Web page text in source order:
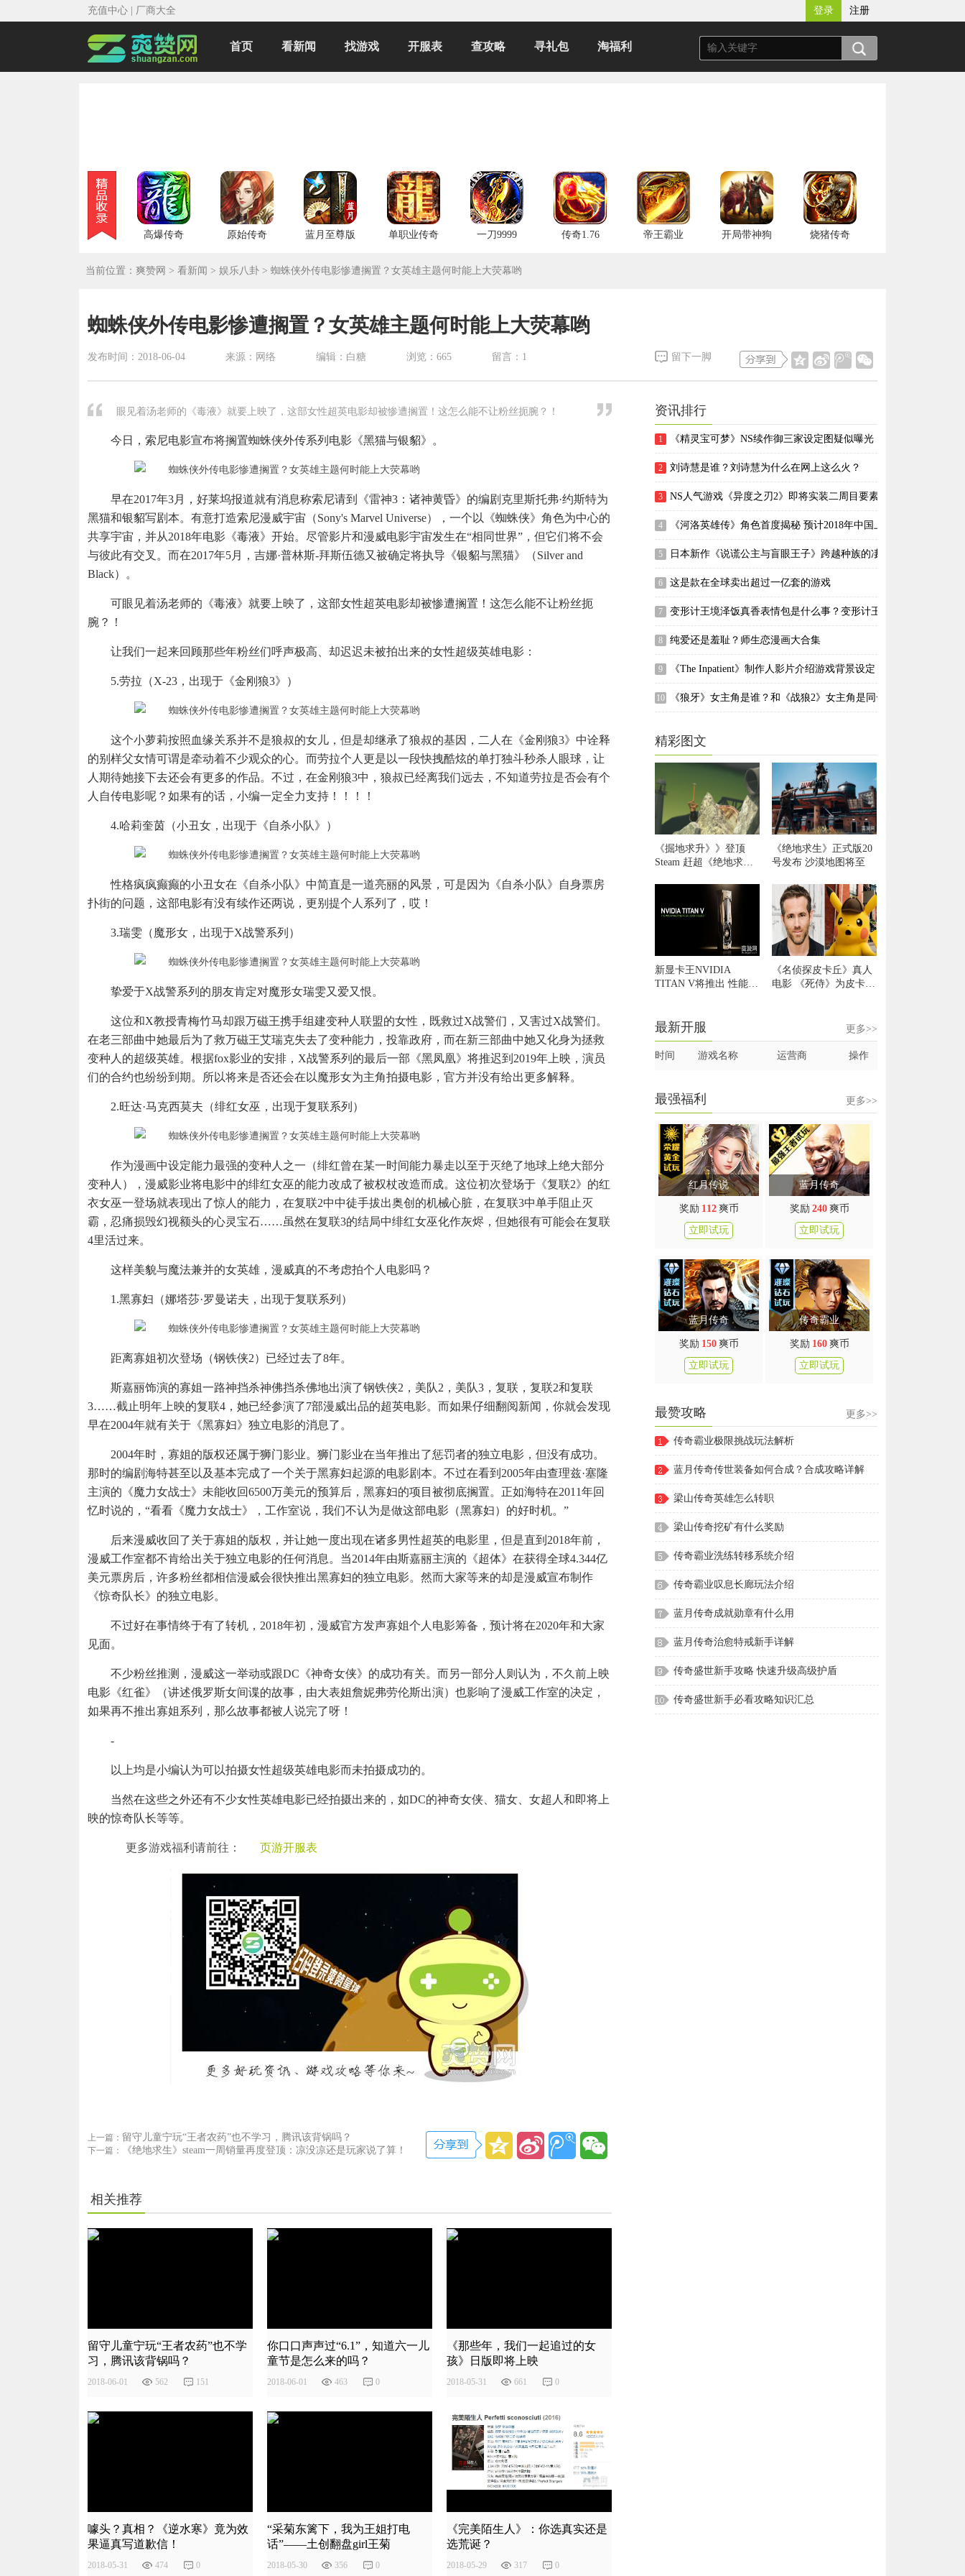
充值中心 厂商大全 登录 注册
首页 看新闻 找游戏 开服表 查攻略 寻礼包 淘福利
高爆传奇 原始传奇 蓝月至尊版 单职业传奇 一刀9999 传奇1.76 帝王霸业 开局带神狗 烧猪传奇
当前位置： 爽赞网 > 看新闻 > 娱乐八卦 > 蜘蛛侠外传电影惨遭搁置？女英雄主题何时能上大荧幕哟
蜘蛛侠外传电影惨遭搁置？女英雄主题何时能上大荧幕哟
发布时间： 2018-06-04 来源：网络 编辑：白糖 浏览： 665 留言： 1 留下一脚
眼见着汤老师的《毒液》就要上映了，这部女性超英电影却被惨遭搁置！这怎么能不让粉丝扼腕？！
今日，索尼电影宣布将搁置蜘蛛侠外传系列电影《黑猫与银貂》。
早在2017年3月，好莱坞报道就有消息称索尼请到《雷神3：诸神黄昏》的编剧克里斯托弗·约斯特为
黑猫和银貂写剧本。有意打造索尼漫威宇宙（Sony's Marvel Universe），一个以《蜘蛛侠》角色为中心的
共享宇宙，并从2018年电影《毒液》开始。尽管影片和漫威电影宇宙发生在“相同世界”，但它们将不会
与彼此有交叉。而在2017年5月，吉娜·普林斯-拜斯伍德又被确定将执导《银貂与黑猫》（Silver and
Black）。
可眼见着汤老师的《毒液》就要上映了，这部女性超英电影却被惨遭搁置！这怎么能不让粉丝扼
腕？！
让我们一起来回顾那些年粉丝们呼声极高、却迟迟未被拍出来的女性超级英雄电影：
5.劳拉（X-23，出现于《金刚狼3》）
这个小萝莉按照血缘关系并不是狼叔的女儿，但是却继承了狼叔的基因，二人在《金刚狼3》中诠释
的别样父女情可谓是牵动着不少观众的心。而劳拉个人更是以一段快拽酷炫的单打独斗秒杀人眼球，让
人期待她接下去还会有更多的作品。不过，在金刚狼3中，狼叔已经离我们远去，不知道劳拉是否会有个
人自传电影呢？如果有的话，小编一定全力支持！！！！
4.哈莉奎茵（小丑女，出现于《自杀小队》）
性格疯疯癫癫的小丑女在《自杀小队》中简直是一道亮丽的风景，可是因为《自杀小队》自身票房
扑街的问题，这部电影有没有续作还两说，更别提个人系列了，哎！
3.瑞雯（魔形女，出现于X战警系列）
挚爱于X战警系列的朋友肯定对魔形女瑞雯又爱又恨。
这位和X教授青梅竹马却跟万磁王携手组建变种人联盟的女性，既救过X战警们，又害过X战警们。
在老三部曲中她最后为了救万磁王艾瑞克失去了变种能力，投靠政府，而在新三部曲中她又化身为拯救
变种人的超级英雄。根据fox影业的安排，X战警系列的最后一部《黑凤凰》将推迟到2019年上映，演员
们的合约也纷纷到期。所以将来是否还会在以魔形女为主角拍摄电影，官方并没有给出更多解释。
2.旺达·马克西莫夫（绯红女巫，出现于复联系列）
作为漫画中设定能力最强的变种人之一（绯红曾在某一时间能力暴走以至于灭绝了地球上绝大部分
变种人），漫威影业将电影中的绯红女巫的能力改成了被权杖改造而成。这位初次登场于《复联2》的红
衣女巫一登场就表现出了惊人的能力，在复联2中中徒手拔出奥创的机械心脏，在复联3中单手阻止灭
霸，忍痛损毁幻视额头的心灵宝石……虽然在复联3的结局中绯红女巫化作灰烬，但她很有可能会在复联
4里活过来。
这样美貌与魔法兼并的女英雄，漫威真的不考虑拍个人电影吗？
1.黑寡妇（娜塔莎·罗曼诺夫，出现于复联系列）
距离寡姐初次登场（钢铁侠2）已经过去了8年。
斯嘉丽饰演的寡姐一路神挡杀神佛挡杀佛地出演了钢铁侠2，美队2，美队3，复联，复联2和复联
3……截止明年上映的复联4，她已经参演了7部漫威出品的超英电影。而如果仔细翻阅新闻，你就会发现
早在2004年就有关于《黑寡妇》独立电影的消息了。
2004年时，寡姐的版权还属于狮门影业。狮门影业在当年推出了惩罚者的独立电影，但没有成功。
那时的编剧海特甚至以及基本完成了一个关于黑寡妇起源的电影剧本。不过在看到2005年由查理兹·塞隆
主演的《魔力女战士》未能收回6500万美元的预算后，黑寡妇的项目被彻底搁置。正如海特在2011年回
忆时说的，“看看《魔力女战士》，工作室说，我们不认为是做这部电影（黑寡妇）的好时机。”
后来漫威收回了关于寡姐的版权，并让她一度出现在诸多男性超英的电影里，但是直到2018年前，
漫威工作室都不肯给出关于独立电影的任何消息。当2014年由斯嘉丽主演的《超体》在获得全球4.344亿
美元票房后，许多粉丝都相信漫威会很快推出黑寡妇的独立电影。然而大家等来的却是漫威宣布制作
《惊奇队长》的独立电影。
不过好在事情终于有了转机，2018年初，漫威官方发声寡姐个人电影筹备，预计将在2020年和大家
见面。
不少粉丝推测，漫威这一举动或跟DC《神奇女侠》的成功有关。而另一部分人则认为，不久前上映
电影《红雀》（讲述俄罗斯女间谍的故事，由大表姐詹妮弗劳伦斯出演）也影响了漫威工作室的决定，
如果再不推出寡姐系列，那么故事都被人说完了呀！
-
以上均是小编认为可以拍摄女性超级英雄电影而未拍摄成功的。
当然在这些之外还有不少女性英雄电影已经拍摄出来的，如DC的神奇女侠、猫女、女超人和即将上
映的惊奇队长等等。
更多游戏福利请前往： 页游开服表
上一篇： 留守儿童宁玩“王者农药”也不学习，腾讯该背锅吗？
下一篇： 《绝地求生》steam一周销量再度登顶：凉没凉还是玩家说了算！
相关推荐
留守儿童宁玩“王者农药”也不学
习，腾讯该背锅吗？
2018-06-01 562 151
你口口声声过“6.1”，知道六一儿
童节是怎么来的吗？
2018-06-01 463 0
《那些年，我们一起追过的女
孩》日版即将上映
2018-05-31 661 0
噱头？真相？《逆水寒》竟为效
果逼真写道歉信！
2018-05-31 474 0
“采菊东篱下，我为王姐打电
话”——土创翻盘girl王菊
2018-05-30 356 0
《完美陌生人》：你选真实还是
选荒诞？
2018-05-29 317 0
资讯排行
1 《精灵宝可梦》NS续作御三家设定图疑似曝光
2 刘诗慧是谁？刘诗慧为什么在网上这么火？
3 NS人气游戏《异度之刃2》即将实装二周目要素
4 《河洛英雄传》角色首度揭秘 预计2018年中国上市
5 日本新作《说谎公主与盲眼王子》跨越种族的凄美黑色童话
6 这是款在全球卖出超过一亿套的游戏
7 变形计王境泽饭真香表情包是什么事？变形计王境泽是谁？
8 纯爱还是羞耻？师生恋漫画大合集
9 《The Inpatient》制作人影片介绍游戏背景设定
10 《狼牙》女主角是谁？和《战狼2》女主角是同一个人吗？
精彩图文
《掘地求升》》登顶
Steam 赶超《绝地求
《绝地求生》正式版20
号发布 沙漠地图将至
新显卡王NVIDIA
TITAN V将推出 性能提
《名侦探皮卡丘》真人
电影 《死侍》为皮卡丘
最新开服 更多>>
时间 游戏名称 运营商 操作
最强福利 更多>>
红月传说
奖励 112 爽币
立即试玩
蓝月传奇
奖励 240 爽币
立即试玩
蓝月传奇
奖励 150 爽币
立即试玩
传奇霸业
奖励 160 爽币
立即试玩
最赞攻略 更多>>
传奇霸业极限挑战玩法解析
蓝月传奇传世装备如何合成？合成攻略详解
梁山传奇英雄怎么转职
梁山传奇挖矿有什么奖励
传奇霸业洗练转移系统介绍
传奇霸业叹息长廊玩法介绍
蓝月传奇成就勋章有什么用
蓝月传奇治愈特戒新手详解
传奇盛世新手攻略 快速升级高级护盾
传奇盛世新手必看攻略知识汇总